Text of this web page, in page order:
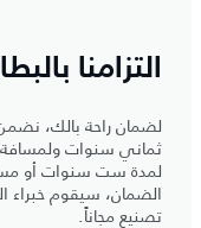
التزامنا
لضمان راحة بالك،
الضمان، سيقوم خبراء
تصنيع مجاناً.